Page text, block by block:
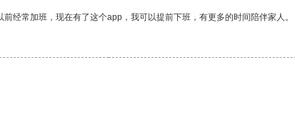
经常加班，现在有了这个app，我可以提前下班，有更多的时间陪伴家人。